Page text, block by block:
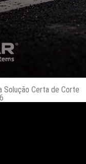
Solução Certa de Corte